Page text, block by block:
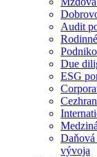
Audit
Due
ESG
vývoja